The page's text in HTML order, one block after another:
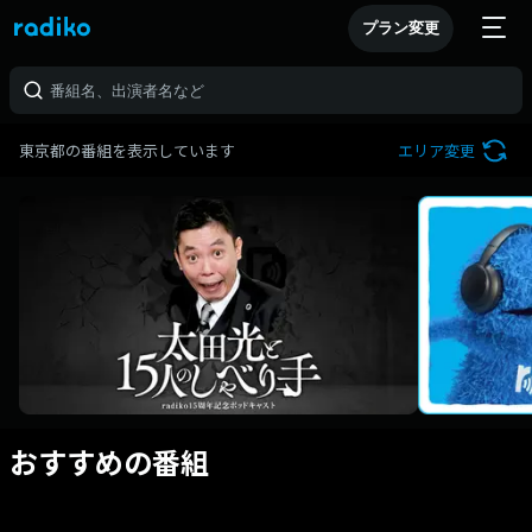
プラン変更
東京都の番組を表示しています エリア変更
おすすめの番組